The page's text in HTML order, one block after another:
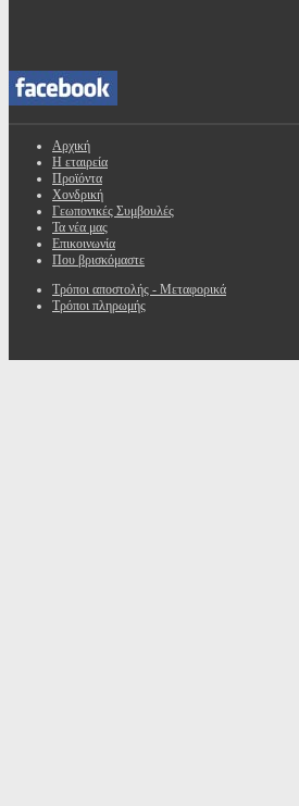
Αρχική
Η εταιρεία
Προϊόντα
Χονδρική
Γεωπονικές Συμβουλές
Τα νέα μας
Επικοινωνία
Που βρισκόμαστε
Τρόποι αποστολής - Μεταφορικά
Τρόποι πληρωμής